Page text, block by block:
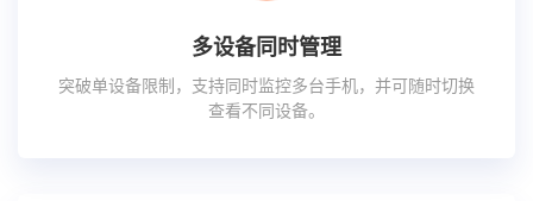
多设备同时管理
突破单设备限制，支持同时监控多台手机，并可随时切换
查看不同设备。